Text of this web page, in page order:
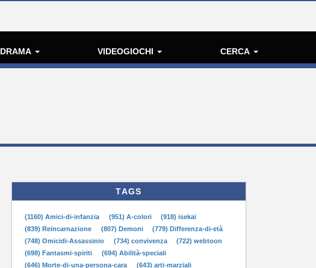
DRAMA VIDEOGIOCHI CERCA
TAGS
(1160) Amici-di-infanzia (951) A-colori
(918) isekai
(839) Reincarnazione
(807) Demoni
(779) Differenza-di-età
(748) Omicidi-Assassinio
(734) convivenza
(722) webtoon
(698) Fantasmi-spiriti
(694) Abilità-speciali
(646) Morte-di-una-persona-cara
(643) arti-marziali